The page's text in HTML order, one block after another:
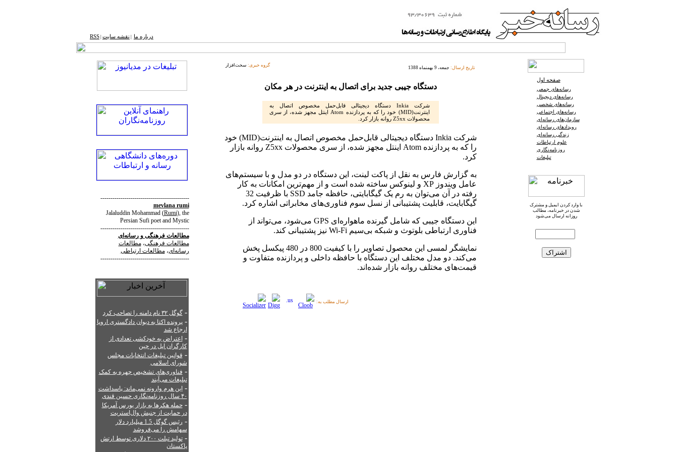
درباره ما نقشه ‌سایت RSS
--------------------------------------------
mevlana rumi
Jalaluddin Mohammad(Rumi), the
Persian Sufi poet and Mystic
--------------------------------------------
مطالعات فرهنگیورسانه‌ای
مطالعات فرهنگی،مطالعات
رسانه‌ای،مطالعات ارتباطی
--------------------------------------------
-گوگل ۳۲ نام دامنه را تصاحب کرد
-پرونده اکتا به دیوان دادگستری اروپا
ارجاع شد
- اعتراض به خودکشی تعدادی از
کارگران اپل در چین
- قوانین تبلیغات انتخابات مجلس
شورای اسلامی
- فناوری‌های تشخیص چهره به کمک
تبلیغات می‌آیند
-این هرم وارونه نمی‌ماند: پاسداشت
۴۰ سال روزنامه‌نگاری حسین قندی
-حمله هکرها به بازار بورس آمریکا
در حمایت از جنبش وال‌استریت
-
رئیس گوگل 1.5 میلیارد دلار
سهامش را می‌فروشد
-
تولید تبلت ۲۰۰ دلاری توسط ارتش
پاکستان
گروه خبری: سخت‌افزار تاریخ ارسال: جمعه، 9 بهمنماه 1388
دستگاه جیبی جدید برای اتصال به اینترنت در هر مکان
شرکت Inkia دستگاه دیجیتالی قابل‌حمل مخصوص اتصال به
اینترنت(MID) خود را که به پردازنده Atom اینتل مجهز شده، از سری
محصولات Z5xx روانه بازار کرد.
شرکت Inkia دستگاه دیجیتالی قابل‌حمل مخصوص اتصال به اینترنت(MID) خود
را که به پردازنده Atom اینتل مجهز شده، از سری محصولات Z5xx روانه بازار
کرد.
به گزارش فارس به نقل از پاکت لینت، این دستگاه در دو مدل و با سیستم‌های
عامل ویندوز XP و لینوکس ساخته شده است و از مهم‌ترین امکانات به کار
رفته در آن می‌توان به رم یک گیگابایتی، حافظه جامد SSD با ظرفیت 32
گیگابایت، قابلیت پشتیبانی از نسل سوم فناوری‌های مخابراتی اشاره کرد.
این دستگاه جیبی که شامل گیرنده ماهواره‌ای GPS می‌شود، می‌تواند از
فناوری ارتباطی بلوتوث و شبکه بی‌سیم Wi-Fi نیز پشتیبانی کند.
نمایشگر لمسی این محصول تصاویر را با کیفیت 800 در 480 پیکسل پخش
می‌کند. دو مدل مختلف این دستگاه با حافظه داخلی و پردازنده‌ متفاوت و
قیمت‌های مختلف روانه بازار شده‌اند.
ارسال مطلب به:
صفحه اول
رسانه‌های جمعی
رسانه‌های دیجیتال
رسانه‌های شخصی
رسانه‌های اجتماعی
سازمان‌های رسانه‌ای
رویدادهای رسانه‌ای
زندگی رسانه‌ای
علوم ارتباطات
روزنامه‌نگاری
تبلیغات
با وارد کردن ایمیل و مشترک
شدن در خبرنامه، مطالب
روزانه ارسال می‌شود